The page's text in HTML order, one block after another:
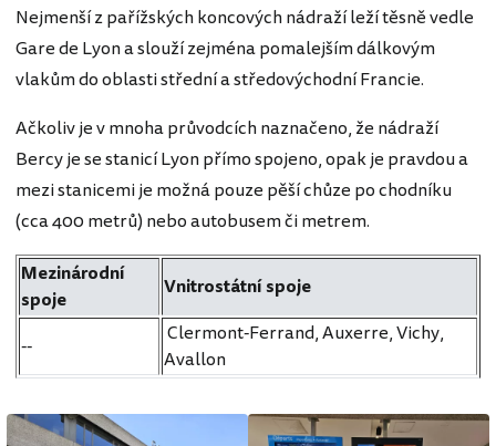
Nejmenší z pařížských koncových nádraží leží těsně vedle
Gare de Lyon a slouží zejména pomalejším dálkovým
vlakům do oblasti střední a středovýchodní Francie.
Ačkoliv je v mnoha průvodcích naznačeno, že nádraží
Bercy je se stanicí Lyon přímo spojeno, opak je pravdou a
mezi stanicemi je možná pouze pěší chůze po chodníku
(cca 400 metrů) nebo autobusem či metrem.
Mezinárodní
spoje
Vnitrostátní spoje
--
Clermont-Ferrand, Auxerre, Vichy,
Avallon